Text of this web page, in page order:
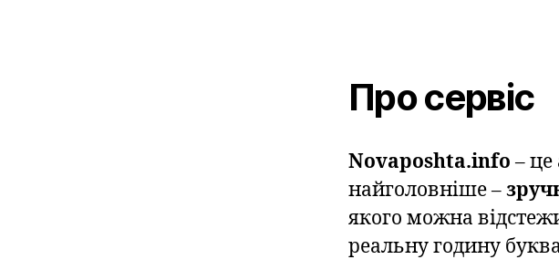
Про сервіс
Novaposhta.info–
найголовніше –
якого можна
реальну годину